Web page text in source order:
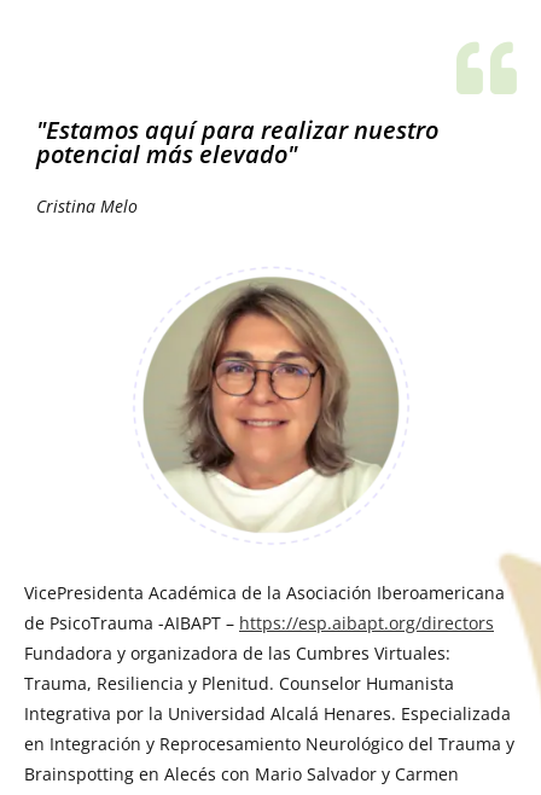
"Estamos aquí para realizar nuestro
potencial más elevado"
Cristina Melo
VicePresidenta Académica de la Asociación Iberoamericana
de PsicoTrauma -AIBAPT – https://esp.aibapt.org/directors
Fundadora y organizadora de las Cumbres Virtuales:
Trauma, Resiliencia y Plenitud. Counselor Humanista
Integrativa por la Universidad Alcalá Henares. Especializada
en Integración y Reprocesamiento Neurológico del Trauma y
Brainspotting en Alecés con Mario Salvador y Carmen